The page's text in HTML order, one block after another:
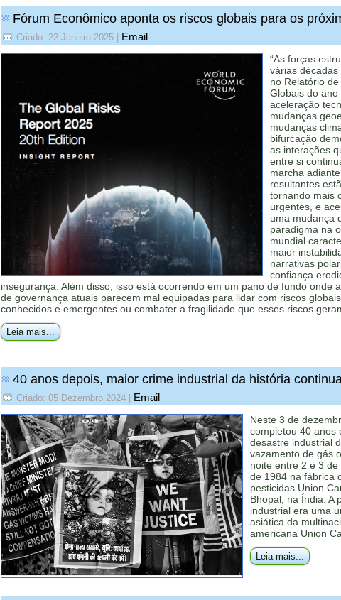
Fórum Econômico aponta os riscos globais para os
Criado: 22 Janeiro 2025 Email
“As forças
várias
no Relatório
Globais do
aceleração
mudanças
mudanças
bifurcação
as interações
entre si
marcha
resultantes
tornando mais
urgentes, e
uma mudança
paradigma na
mundial
maior
narrativas
confiança
insegurança. Além disso, isso está ocorrendo em um pano de fundo onde
de governança atuais parecem mal equipadas para lidar com riscos globais
conhecidos e emergentes ou combater a fragilidade que esses riscos
Leia mais...
40 anos depois, maior crime industrial da história
Criado: 05 Dezembro 2024 Email
Neste 3 de
completou 40 anos
desastre industrial
vazamento de gás
noite entre 2 e 3
de 1984 na fábrica
pesticidas Union
Bhopal, na Índia. A
industrial era uma
asiática da
americana Union
Leia mais...